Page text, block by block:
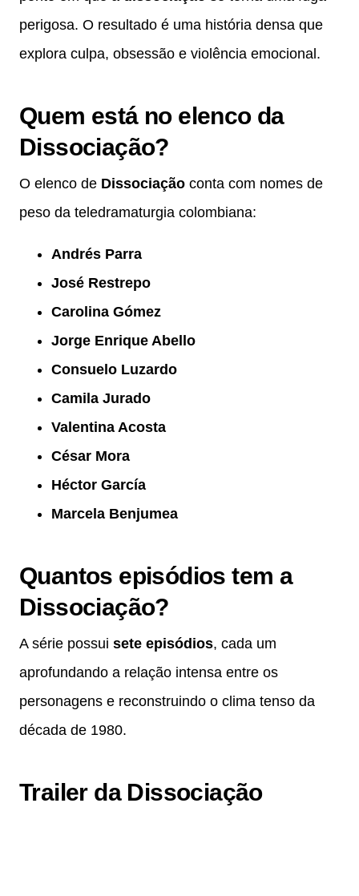
perigosa. O resultado é uma história densa que
explora culpa, obsessão e violência emocional.
Quem está no elenco da
Dissociação?
O elenco de Dissociação conta com nomes de
peso da teledramaturgia colombiana:
Andrés Parra
José Restrepo
Carolina Gómez
Jorge Enrique Abello
Consuelo Luzardo
Camila Jurado
Valentina Acosta
César Mora
Héctor García
Marcela Benjumea
Quantos episódios tem a
Dissociação?
A série possui sete episódios, cada um
aprofundando a relação intensa entre os
personagens e reconstruindo o clima tenso da
década de 1980.
Trailer da Dissociação